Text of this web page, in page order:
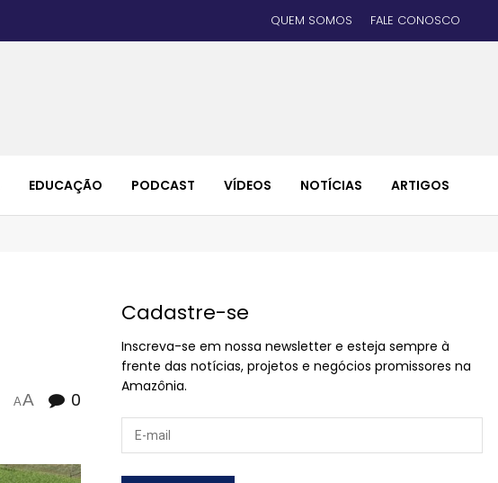
QUEM SOMOS FALE CONOSCO
EDUCAÇÃO PODCAST VÍDEOS NOTÍCIAS ARTIGOS
AA 0
Cadastre-se
Inscreva-se em nossa newsletter e esteja sempre à
frente das notícias, projetos e negócios promissores na
Amazônia.